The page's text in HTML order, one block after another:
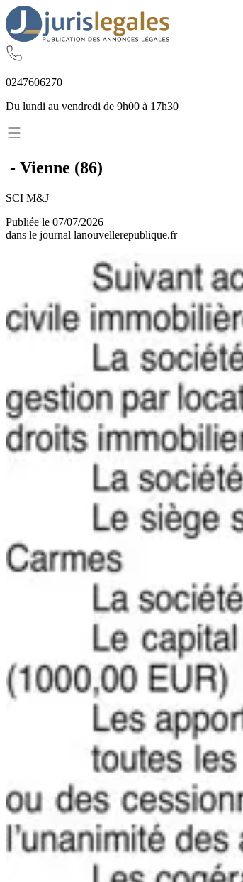
0247606270
Du lundi au vendredi de 9h00 à 17h30
- Vienne (86)
SCI M&J
Publiée le 07/07/2026
dans le journal lanouvellerepublique.fr